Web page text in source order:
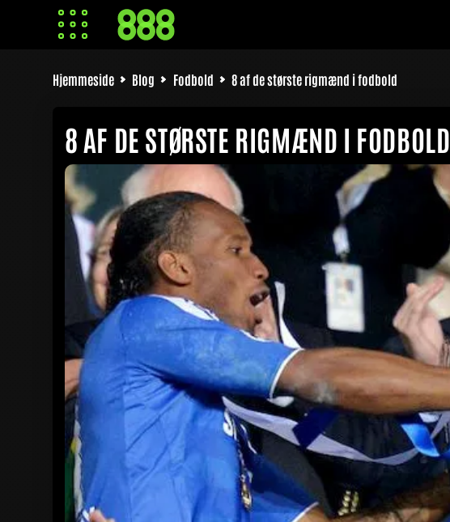
Hjemmeside Blog Fodbold 8 af de største rigmænd i fodbold
8 AF DE STØRSTE RIGMÆND I FODBOLD